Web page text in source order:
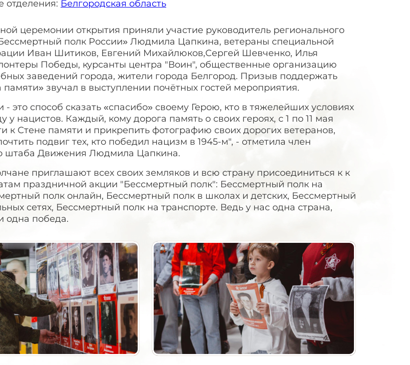
отделения: Белгородская область
церемонии открытия приняли участие руководитель регионального
полк России» Людмила Цапкина, ветераны специальной
Иван Шитиков, Евгений Михайлюков,Сергей Шевченко, Илья
Победы, курсанты центра "Воин", общественные организацию
заведений города, жители города Белгород. Призыв поддержать
звучал в выступлении почётных гостей мероприятия.
- это способ сказать «спасибо» своему Герою, кто в тяжелейших условиях
у нацистов. Каждый, кому дорога память о своих героях, с 1 по 11 мая
к Стене памяти и прикрепить фотографию своих дорогих ветеранов,
подвиг тех, кто победил нацизм в 1945-м", - отметила член
штаба Движения Людмила Цапкина.
приглашают всех своих земляков и всю страну присоединиться к к
праздничной акции "Бессмертный полк": Бессмертный полк на
полк онлайн, Бессмертный полк в школах и детских, Бессмертный
сетях, Бессмертный полк на транспорте. Ведь у нас одна страна,
одна победа.